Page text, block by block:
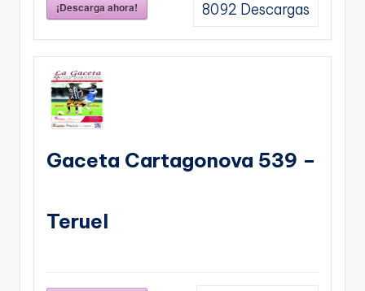
¡Descarga ahora! 8092 Descargas
Gaceta Cartagonova 539 –
Teruel